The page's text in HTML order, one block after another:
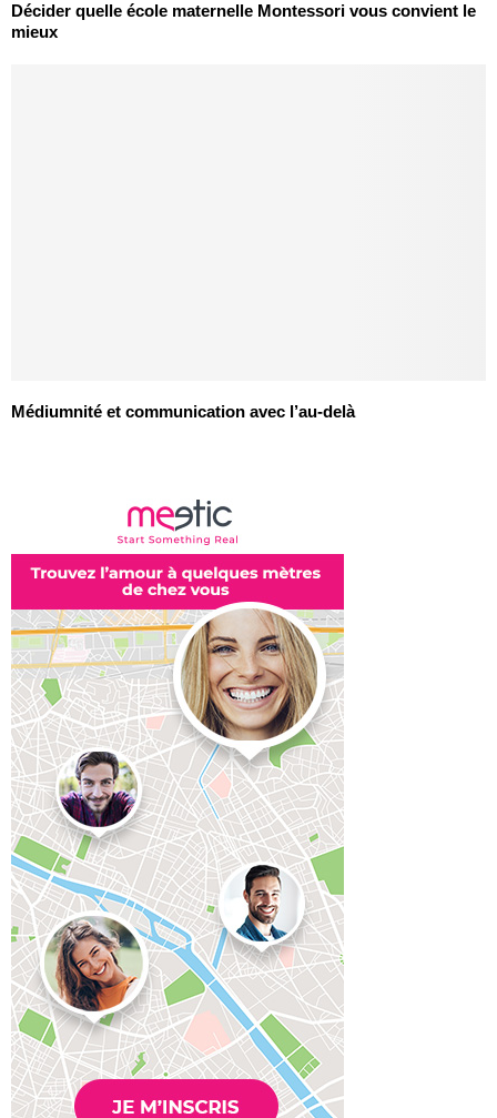
Décider quelle école maternelle Montessori vous convient le
mieux
Médiumnité et communication avec l’au-delà